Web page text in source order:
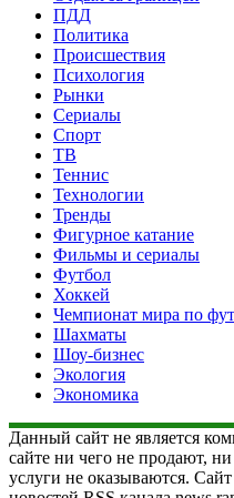
ПДД
Политика
Происшествия
Психология
Рынки
Сериалы
Спорт
ТВ
Теннис
Технологии
Тренды
Фигурное катание
Фильмы и сериалы
Футбол
Хоккей
Чемпионат мира по
Шахматы
Шоу-бизнес
Экология
Экономика
Данный сайт не является
сайте ни чего не продают,
услуги не оказываются.